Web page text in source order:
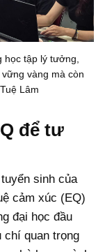
học tập lý tưởng,
vàng mà còn
Lâm
để tư
sinh của
cảm xúc (EQ)
đại học đầu
chí quan trọng